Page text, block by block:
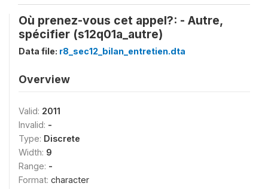
Où prenez-vous cet appel?: - Autre,
spécifier (s12q01a_autre)
Data file: r8_sec12_bilan_entretien.dta
Overview
Valid: 2011
Invalid: -
Type: Discrete
Width: 9
Range: -
Format: character